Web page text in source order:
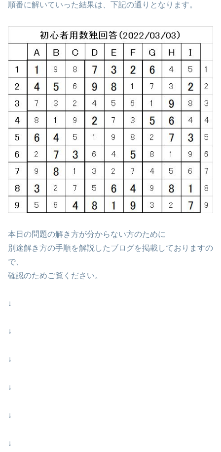
順番に解いていった結果は、下記の通りとなります。
本日の問題の解き方が分からない方のために
別途解き方の手順を解説したブログを掲載しておりますの
で、
確認のためご覧ください。
↓
↓
↓
↓
↓
↓